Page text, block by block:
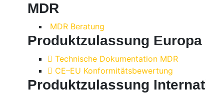
MDR
MDR Beratung
Produktzulassung Europa
Technische Dokumentation MDR
CE–EU Konformitätsbewertung
Produktzulassung